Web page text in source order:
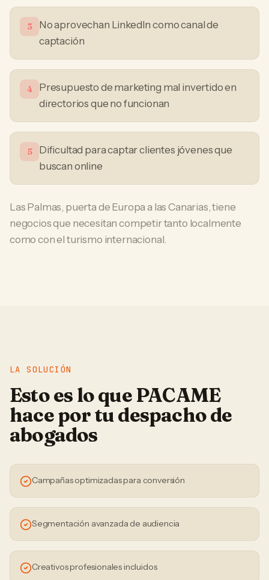
3
No aprovechan LinkedIn como canal de
captación
4
Presupuesto de marketing mal invertido en
directorios que no funcionan
5
Dificultad para captar clientes jóvenes que
buscan online
Las Palmas, puerta de Europa a las Canarias, tiene
negocios que necesitan competir tanto localmente
como con el turismo internacional.
LA SOLUCIÓN
Esto es lo que PACAME
hace por tudespacho de
abogados
Campañas optimizadas para conversión
Segmentación avanzada de audiencia
Creativos profesionales incluidos